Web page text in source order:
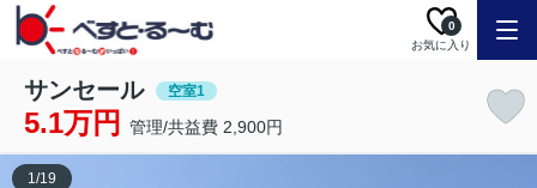
お気に入り
0
サンセール 空室1
5.1万円 管理/共益費 2,900円
1/19